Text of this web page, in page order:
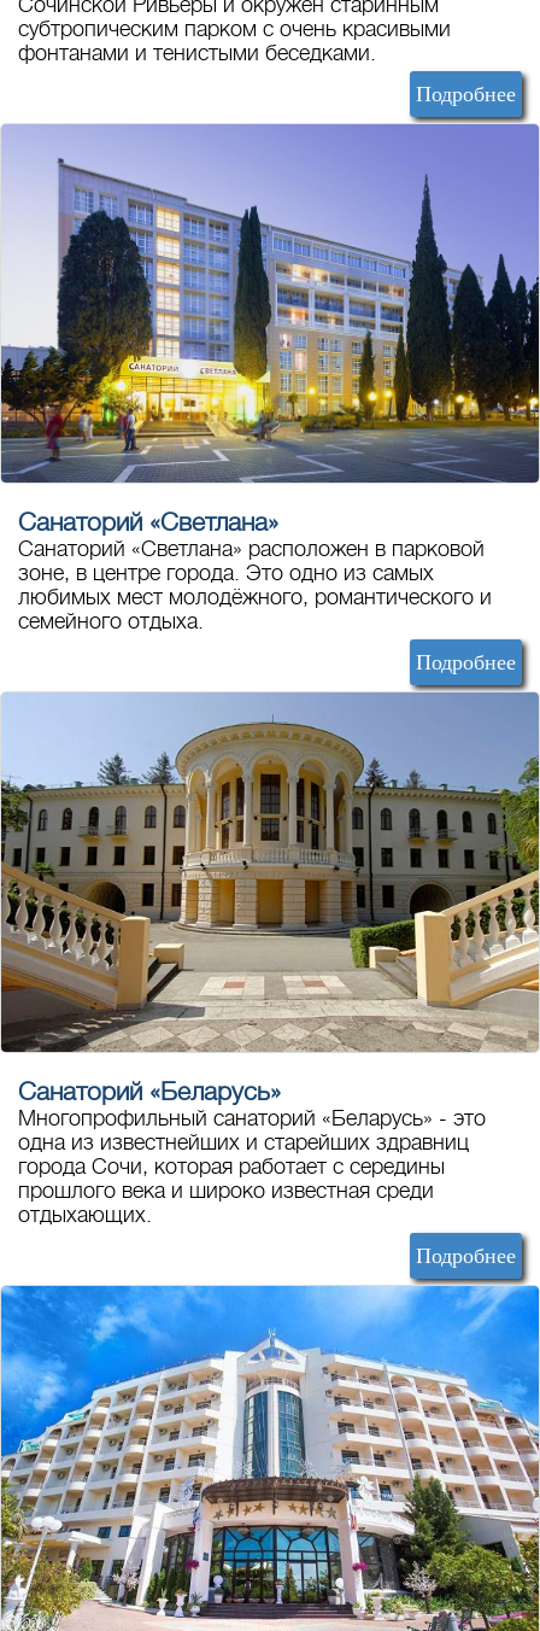
субтропическим парком с очень красивыми
фонтанами и тенистыми беседками.
Подробнее
Санаторий «Светлана»
Санаторий «Светлана» расположен в парковой
зоне, в центре города. Это одно из самых
любимых мест молодёжного, романтического и
семейного отдыха.
Подробнее
Санаторий «Беларусь»
Многопрофильный санаторий «Беларусь» - это
одна из известнейших и старейших здравниц
города Сочи, которая работает с середины
прошлого века и широко известная среди
отдыхающих.
Подробнее